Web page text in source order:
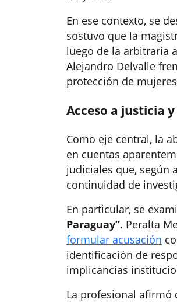
En ese contexto, se
sostuvo que la
luego de la arbitraria
Alejandro Delvalle
protección de
Acceso a justicia
Como eje central, la
en cuentas
judiciales que, según
continuidad de
En particular, se
Paraguay”. Peralta
formular acusación
identificación de
implicancias
La profesional afirmó